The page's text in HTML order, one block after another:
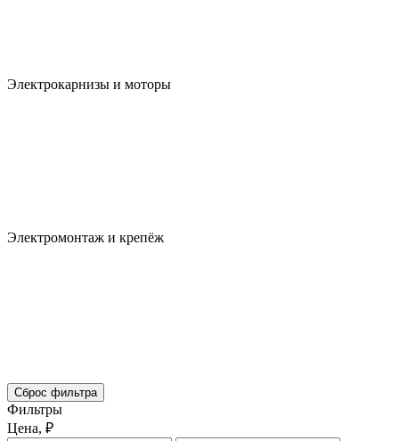
Электрокарнизы и моторы
Электромонтаж и крепёж
Сброс фильтра
Фильтры
Цена, ₽